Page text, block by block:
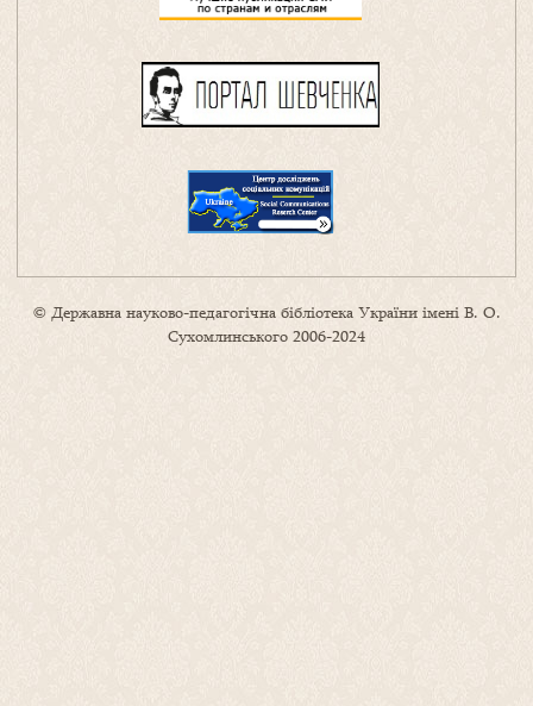
© Державна науково-педагогічна бібліотека України імені В. О.
Сухомлинського 2006-2024